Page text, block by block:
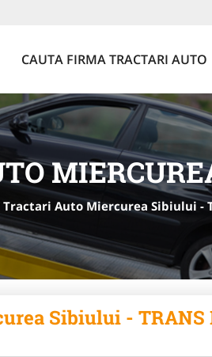
CAUTA FIRMA TRACTARI AUTO
Tractari Auto Miercurea Sibiului -
Sibiului - TRANS